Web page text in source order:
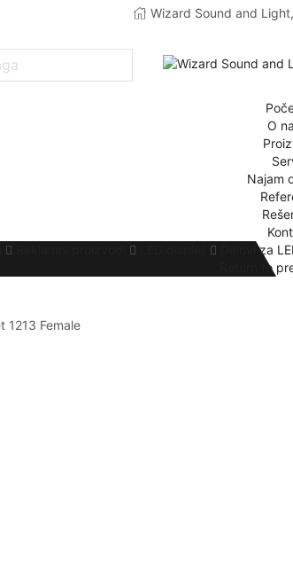
Wizard Sound and
O
Najam
Delovi za
Return to